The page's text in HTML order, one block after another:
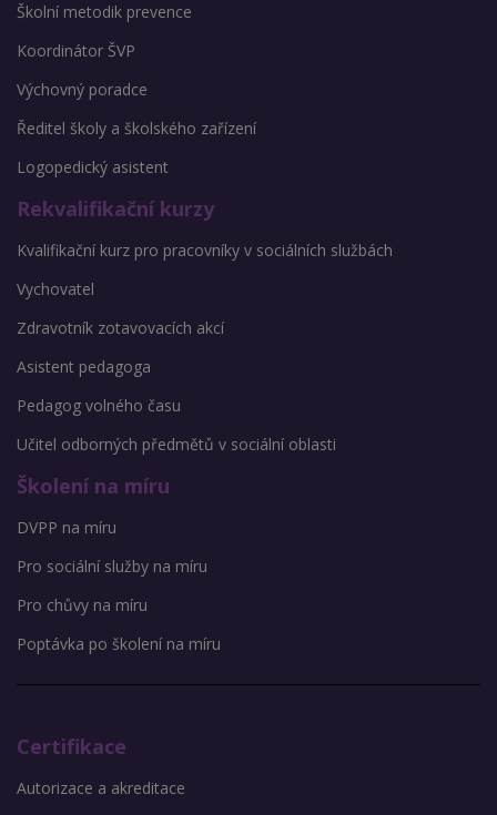
Školní metodik prevence
Koordinátor ŠVP
Výchovný poradce
Ředitel školy a školského zařízení
Logopedický asistent
Rekvalifikační kurzy
Kvalifikační kurz pro pracovníky v sociálních službách
Vychovatel
Zdravotník zotavovacích akcí
Asistent pedagoga
Pedagog volného času
Učitel odborných předmětů v sociální oblasti
Školení na míru
DVPP na míru
Pro sociální služby na míru
Pro chůvy na míru
Poptávka po školení na míru
Certifikace
Autorizace a akreditace